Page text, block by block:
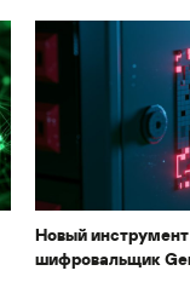
Новый
шифровальщик